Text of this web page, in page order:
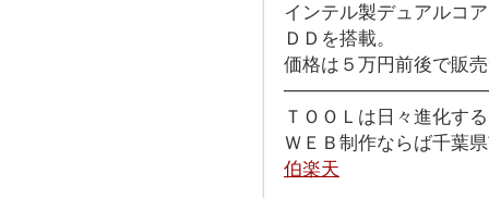
インテル製デュアルコ
ＤＤを搭載。
価格は５万円前後で販
ＴＯＯＬは日々進化す
ＷＥＢ制作ならば千葉
伯楽天